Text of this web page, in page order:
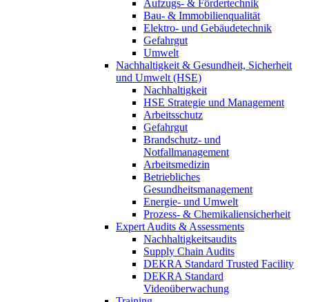
Aufzugs- & Fördertechnik
Bau- & Immobilienqualität
Elektro- und Gebäudetechnik
Gefahrgut
Umwelt
Nachhaltigkeit & Gesundheit, Sicherheit
und Umwelt (HSE)
Nachhaltigkeit
HSE Strategie und Management
Arbeitsschutz
Gefahrgut
Brandschutz- und
Notfallmanagement
Arbeitsmedizin
Betriebliches
Gesundheitsmanagement
Energie- und Umwelt
Prozess- & Chemikaliensicherheit
Expert Audits & Assessments
Nachhaltigkeitsaudits
Supply Chain Audits
DEKRA Standard Trusted Facility
DEKRA Standard
Videoüberwachung